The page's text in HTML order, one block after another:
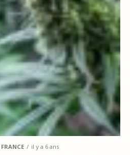
il y a 6 ans